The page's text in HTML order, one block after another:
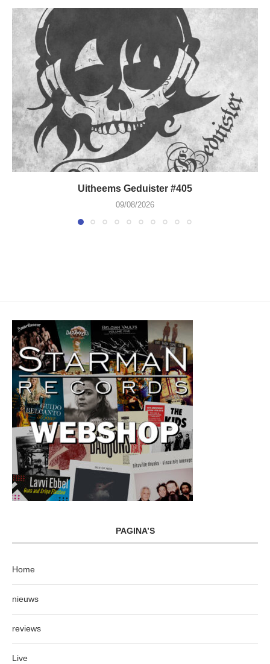
Uitheems Geduister #405
09/08/2026
PAGINA’S
Home
nieuws
reviews
Live